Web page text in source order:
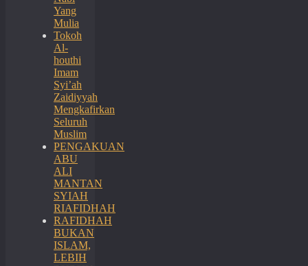
Yang
Mulia
Tokoh
Al-
houthi
Imam
Syi’ah
Zaidiyyah
Mengkafirkan
Seluruh
Muslim
PENGAKUAN
ABU
ALI
MANTAN
SYIAH
RIAFIDHAH
RAFIDHAH
BUKAN
ISLAM,
LEBIH